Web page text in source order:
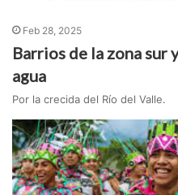
Feb 28, 2025
Barrios de la zona sur
agua
Por la crecida del Río del Valle.